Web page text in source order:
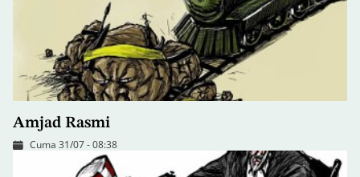
Amjad Rasmi
Cuma 31/07 - 08:38